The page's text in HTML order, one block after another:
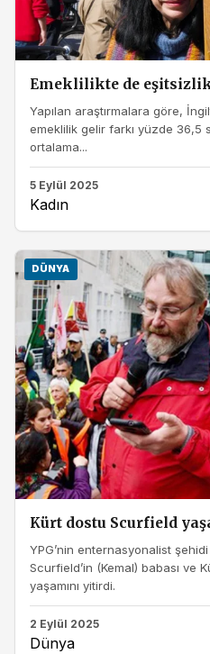
Emeklilikte de
Yapılan araştırmalara göre,
emeklilik gelir farkı yüzde 36,5
ortalama...
5 Eylül 2025
Kadın
DÜNYA
Kürt dostu Scurfield
YPG’nin enternasyonalist
Scurfield’in (Kemal) babası ve
yaşamını yitirdi.
2 Eylül 2025
Dünya